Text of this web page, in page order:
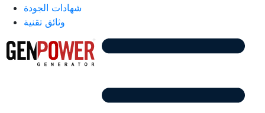
شهادات الجودة
وثائق تقنية